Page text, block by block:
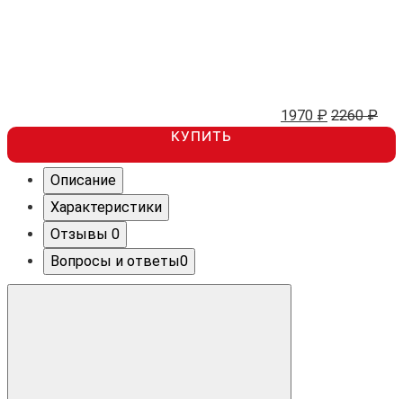
1970 ₽ 2260 ₽
КУПИТЬ
Описание
Характеристики
Отзывы 0
Вопросы и ответы0